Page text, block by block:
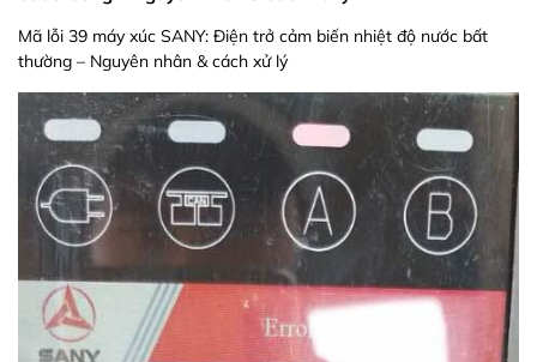
Mã lỗi 39 máy xúc SANY: Điện trở cảm biến nhiệt độ nước bất
thường – Nguyên nhân & cách xử lý